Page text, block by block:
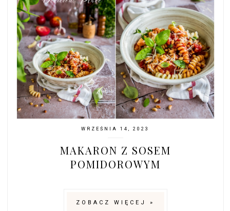
WRZEŚNIA 14, 2023
MAKARON Z SOSEM
POMIDOROWYM
ZOBACZ WIĘCEJ »